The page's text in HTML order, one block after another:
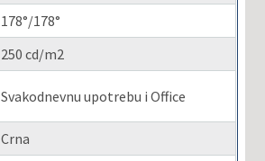
178°/178°
250 cd/m2
Svakodnevnu upotrebu i Office
Crna